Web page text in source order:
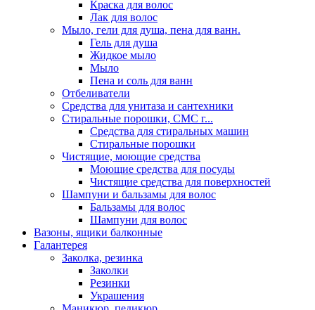
Краска для волос
Лак для волос
Мыло, гели для душа, пена для ванн.
Гель для душа
Жидкое мыло
Мыло
Пена и соль для ванн
Отбеливатели
Средства для унитаза и сантехники
Стиральные порошки, СМС г...
Средства для стиральных машин
Стиральные порошки
Чистящие, моющие средства
Моющие средства для посуды
Чистящие средства для поверхностей
Шампуни и бальзамы для волос
Бальзамы для волос
Шампуни для волос
Вазоны, ящики балконные
Галантерея
Заколка, резинка
Заколки
Резинки
Украшения